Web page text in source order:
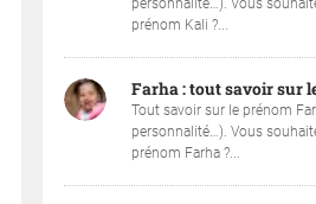
prénom Kali ?...
Farha : tout savoir sur
Tout savoir sur le prénom
personnalité…). Vous
prénom Farha ?...